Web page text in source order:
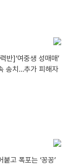
반]‘여중생 성매매’
송치…추가 피해자
붙고 폭포는 ‘꽁꽁’